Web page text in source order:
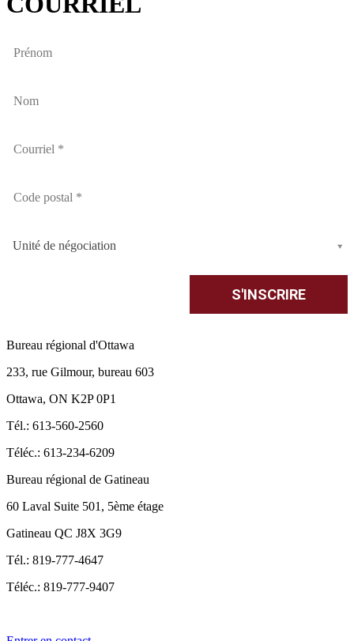
Unité de négociation
Bureau régional d'Ottawa
233, rue Gilmour, bureau 603
Ottawa, ON K2P 0P1
Tél.: 613-560-2560
Téléc.: 613-234-6209
Bureau régional de Gatineau
60 Laval Suite 501, 5ème étage
Gatineau QC J8X 3G9
Tél.: 819-777-4647
Téléc.: 819-777-9407